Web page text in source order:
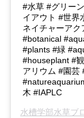
#水草 #グリー
イアウト #世界
ネイチャーア
#botanical
#plants #緑
#houseplant #
アリウム #園芸
木 #IAPLC
水槽学部水草ブ